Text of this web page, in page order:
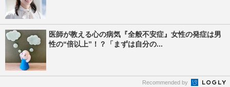
医師が教える心の病気『全般不安症』女性の発症は男
性の“倍以上”！？「まずは自分の...
Recommended by